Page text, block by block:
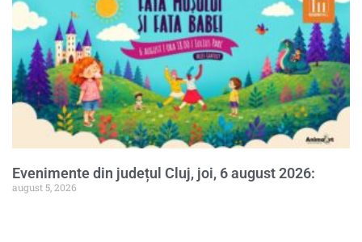
Evenimente din județul Cluj, joi, 6 august 2026:
august 5, 2026